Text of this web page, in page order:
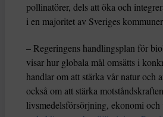
pollinatörer, dels att öka och
i en majoritet av Sveriges
– Regeringens handlingsplan för
visar hur globala mål omsätts i
handlar om att stärka vår natur och
också om att stärka
livsmedelsförsörjning, ekonomi